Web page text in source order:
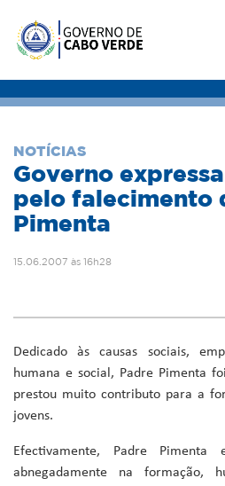
NOTÍCIAS
Governo
pelo falecimento
Pimenta
15.06.2007 às 16h28
Dedicado às causas sociais,
humana e social, Padre Pimenta
prestou muito contributo para a
jovens.
Efectivamente, Padre Pimenta
abnegadamente na formação,